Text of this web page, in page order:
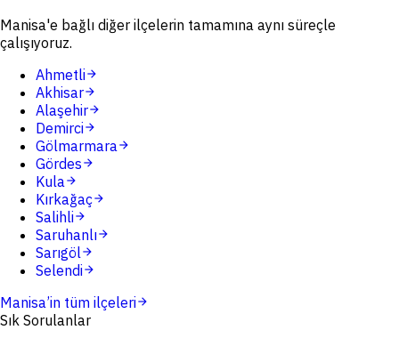
Manisa'e bağlı diğer ilçelerin tamamına aynı süreçle
çalışıyoruz.
Ahmetliarrow_forward
Akhisararrow_forward
Alaşehirarrow_forward
Demirciarrow_forward
Gölmarmaraarrow_forward
Gördesarrow_forward
Kulaarrow_forward
Kırkağaçarrow_forward
Salihliarrow_forward
Saruhanlıarrow_forward
Sarıgölarrow_forward
Selendiarrow_forward
Manisa’in tüm ilçeleriarrow_forward
Sık Sorulanlar